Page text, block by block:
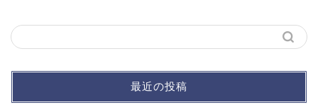
最近の投稿